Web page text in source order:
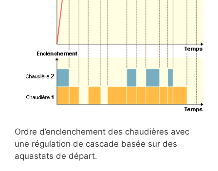
Ordre d’enclenchement des chaudières avec
une régulation de cascade basée sur des
aquastats de départ.